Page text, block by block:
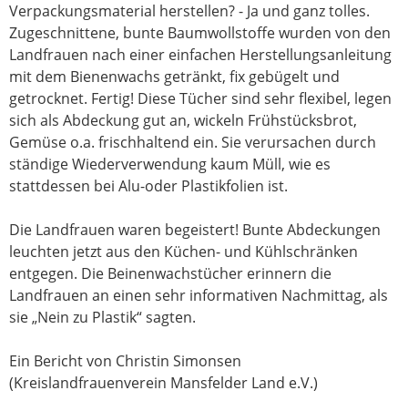
Verpackungsmaterial herstellen? - Ja und ganz tolles.
Zugeschnittene, bunte Baumwollstoffe wurden von den
Landfrauen nach einer einfachen Herstellungsanleitung
mit dem Bienenwachs getränkt, fix gebügelt und
getrocknet. Fertig! Diese Tücher sind sehr flexibel, legen
sich als Abdeckung gut an, wickeln Frühstücksbrot,
Gemüse o.a. frischhaltend ein. Sie verursachen durch
ständige Wiederverwendung kaum Müll, wie es
stattdessen bei Alu-oder Plastikfolien ist.
Die Landfrauen waren begeistert! Bunte Abdeckungen
leuchten jetzt aus den Küchen- und Kühlschränken
entgegen. Die Beinenwachstücher erinnern die
Landfrauen an einen sehr informativen Nachmittag, als
sie „Nein zu Plastik“ sagten.
Ein Bericht von Christin Simonsen
(Kreislandfrauenverein Mansfelder Land e.V.)